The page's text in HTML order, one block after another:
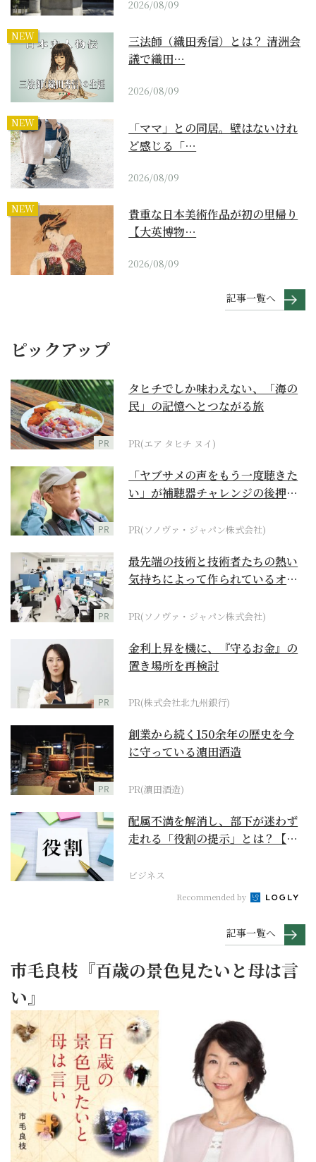
2026/08/09
NEW
三法師（織田秀信）とは？ 清洲会
議で織田…
2026/08/09
NEW
「ママ」との同居。壁はないけれ
ど感じる「…
2026/08/09
NEW
貴重な日本美術作品が初の里帰り
【大英博物…
2026/08/09
記事一覧へ
ピックアップ
PR
タヒチでしか味わえない、「海の
民」の記憶へとつながる旅
PR(エア タヒチ ヌイ)
PR
「ヤブサメの声をもう一度聴きた
い」が補聴器チャレンジの後押し
PR(ソノヴァ・ジャパン株式会社)
PR
最先端の技術と技術者たちの熱い
気持ちによって作られているオー
PR(ソノヴァ・ジャパン株式会社)
PR
金利上昇を機に、『守るお金』の
置き場所を再検討
PR(株式会社北九州銀行)
PR
創業から続く150余年の歴史を今
に守っている濵田酒造
PR(濵田酒造)
配属不満を解消し、部下が迷わず
走れる「役割の提示」とは？【ビ
ビジネス
Recommended by
記事一覧へ
市毛良枝『百歳の景色見たいと母は言
い』